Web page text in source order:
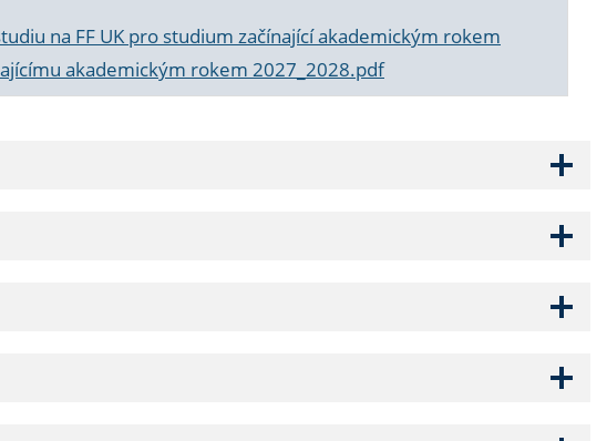
na FF UK pro studium začínající akademickým rokem
akademickým rokem 2027_2028.pdf